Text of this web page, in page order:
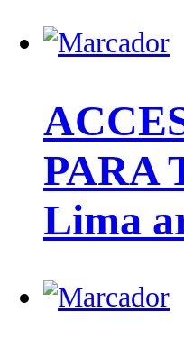
PARA
Lima